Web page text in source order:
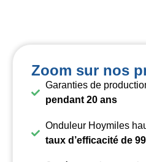
Zoom sur nos
Garanties de
pendant 20 ans
Onduleur Hoymiles
taux d’efficacité de